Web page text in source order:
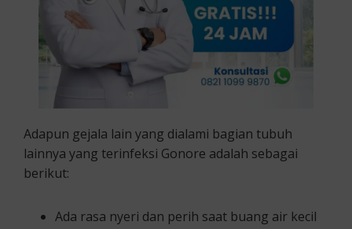
Adapun gejala lain yang dialami bagian tubuh
lainnya yang terinfeksi Gonore adalah sebagai
berikut:
Ada rasa nyeri dan perih saat buang air kecil